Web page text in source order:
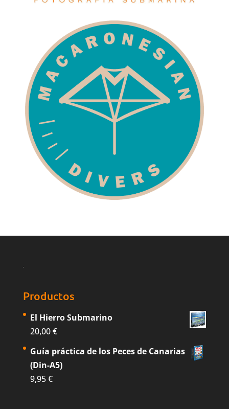
Productos
El Hierro Submarino
20,00€
Guía práctica de los Peces de Canarias
(Din-A5)
9,95€